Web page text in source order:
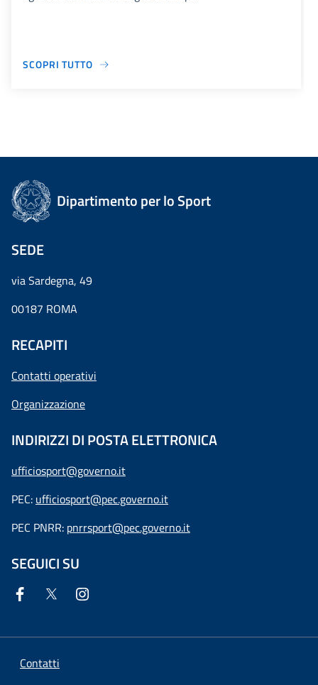
SCOPRI TUTTO
Dipartimento per lo Sport
SEDE
via Sardegna, 49
00187 ROMA
RECAPITI
Contatti operativi
Organizzazione
INDIRIZZI DI POSTA ELETTRONICA
ufficiosport@governo.it
PEC: ufficiosport@pec.governo.it
PEC PNRR: pnrrsport@pec.governo.it
SEGUICI SU
Contatti